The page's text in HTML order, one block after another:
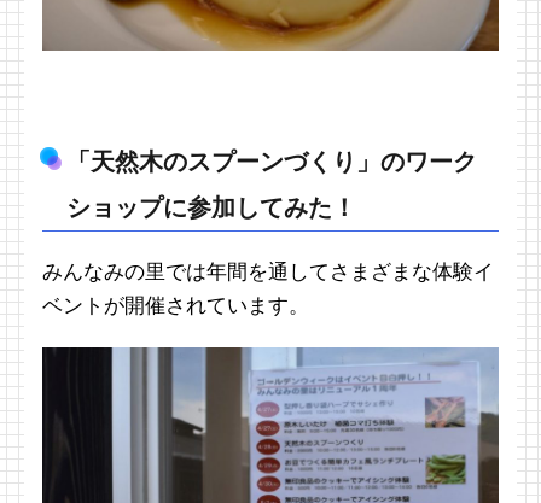
「天然木のスプーンづくり」のワーク
ショップに参加してみた！
みんなみの里では年間を通してさまざまな体験イ
ベントが開催されています。